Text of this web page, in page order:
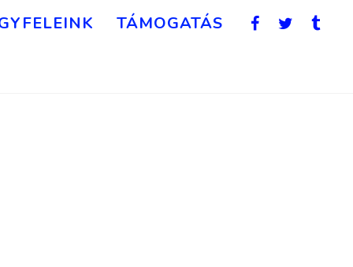
TÁMOGATÁS